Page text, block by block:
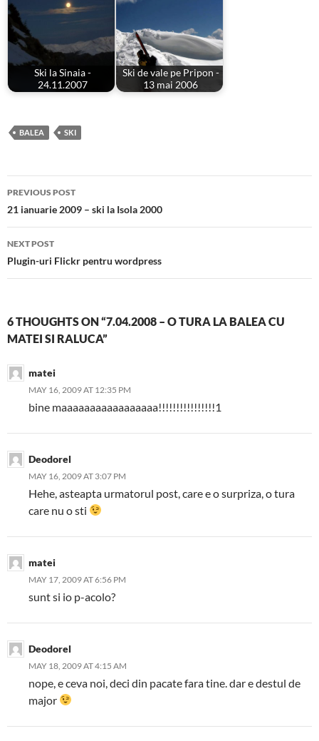
Ski la Sinaia -
24.11.2007
Ski de vale pe Pripon -
13 mai 2006
BALEA SKI
Post
navigation
PREVIOUS POST
21 ianuarie 2009 – ski la Isola 2000
NEXT POST
Plugin-uri Flickr pentru wordpress
6 THOUGHTS ON “7.04.2008 – O TURA LA BALEA CU
MATEI SI RALUCA”
matei
MAY 16, 2009 AT 12:35 PM
bine maaaaaaaaaaaaaaaaa!!!!!!!!!!!!!!!!1
Deodorel
MAY 16, 2009 AT 3:07 PM
Hehe, asteapta urmatorul post, care e o surpriza, o tura
care nu o sti
matei
MAY 17, 2009 AT 6:56 PM
sunt si io p-acolo?
Deodorel
MAY 18, 2009 AT 4:15 AM
nope, e ceva noi, deci din pacate fara tine. dar e destul de
major